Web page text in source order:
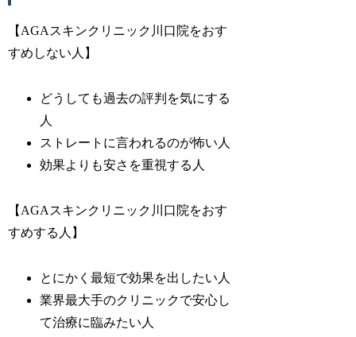
【AGAスキンクリニック川口院をおす
すめしない人】
どうしても過去の評判を気にする
人
ストレートに言われるのが怖い人
効果よりも安さを重視する人
【AGAスキンクリニック川口院をおす
すめする人】
とにかく最短で効果を出したい人
業界最大手のクリニックで安心し
て治療に臨みたい人